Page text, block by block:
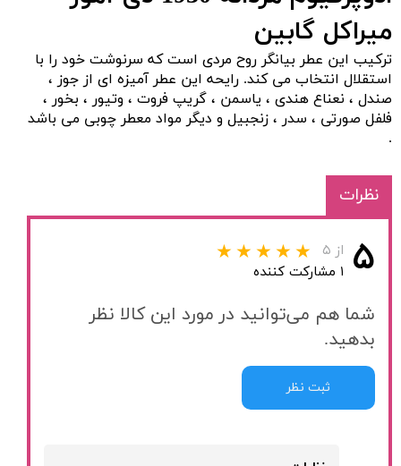
میراکل گابین
ترکیب این عطر بیانگر روح مردی است که سرنوشت خود را با
استقلال انتخاب می کند. رایحه این عطر آمیزه ای از جوز ،
صندل ، نعناع هندی ، یاسمن ، گریپ فروت ، وتیور ، بخور ،
فلفل صورتی ، سدر ، زنجبیل و دیگر مواد معطر چوبی می باشد
.
نظرات
۵ از ۵
۱ مشارکت کننده
شما هم می‌توانید در مورد این کالا نظر
بدهید.
ثبت نظر